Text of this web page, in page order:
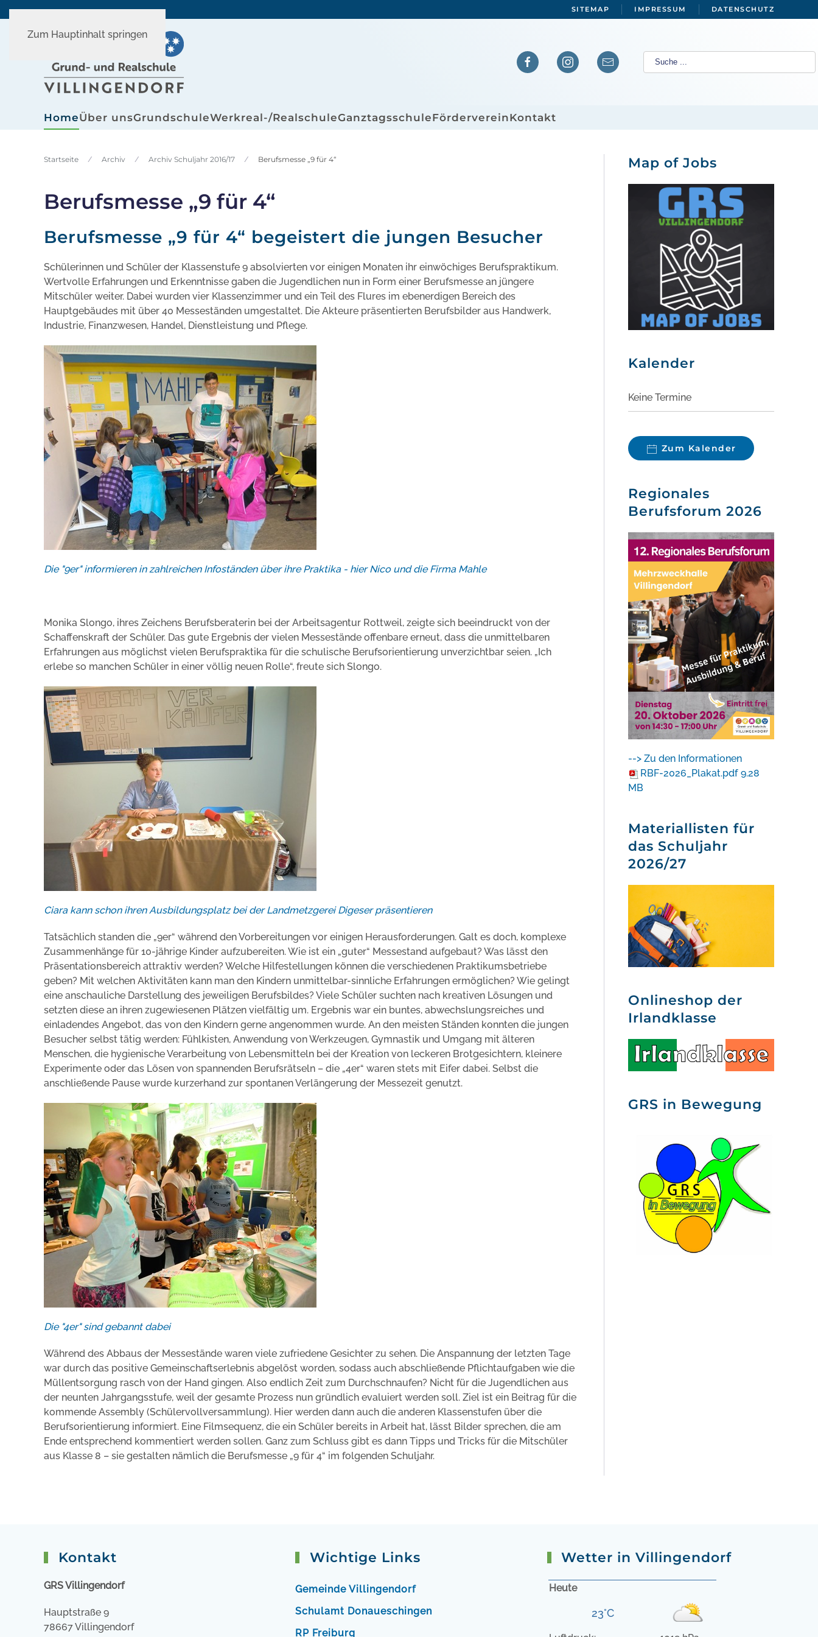
Zum Hauptinhalt springen
SITEMAP IMPRESSUM DATENSCHUTZ
HomeÜber unsGrundschuleWerkreal-/RealschuleGanztagsschuleFördervereinKontakt
Startseite Archiv Archiv Schuljahr 2016/17 Berufsmesse „9 für 4“
Berufsmesse „9 für 4“
Berufsmesse „9 für 4“ begeistert die jungen Besucher
Schülerinnen und Schüler der Klassenstufe 9 absolvierten vor einigen Monaten ihr einwöchiges Berufspraktikum.
Wertvolle Erfahrungen und Erkenntnisse gaben die Jugendlichen nun in Form einer Berufsmesse an jüngere
Mitschüler weiter. Dabei wurden vier Klassenzimmer und ein Teil des Flures im ebenerdigen Bereich des
Hauptgebäudes mit über 40 Messeständen umgestaltet. Die Akteure präsentierten Berufsbilder aus Handwerk,
Industrie, Finanzwesen, Handel, Dienstleistung und Pflege.
Die "9er" informieren in zahlreichen Infoständen über ihre Praktika - hier Nico und die Firma Mahle
Monika Slongo, ihres Zeichens Berufsberaterin bei der Arbeitsagentur Rottweil, zeigte sich beeindruckt von der
Schaffenskraft der Schüler. Das gute Ergebnis der vielen Messestände offenbare erneut, dass die unmittelbaren
Erfahrungen aus möglichst vielen Berufspraktika für die schulische Berufsorientierung unverzichtbar seien. „Ich
erlebe so manchen Schüler in einer völlig neuen Rolle“, freute sich Slongo.
Ciara kann schon ihren Ausbildungsplatz bei der Landmetzgerei Digeser präsentieren
Tatsächlich standen die „9er“ während den Vorbereitungen vor einigen Herausforderungen. Galt es doch, komplexe
Zusammenhänge für 10-jährige Kinder aufzubereiten. Wie ist ein „guter“ Messestand aufgebaut? Was lässt den
Präsentationsbereich attraktiv werden? Welche Hilfestellungen können die verschiedenen Praktikumsbetriebe
geben? Mit welchen Aktivitäten kann man den Kindern unmittelbar-sinnliche Erfahrungen ermöglichen? Wie gelingt
eine anschauliche Darstellung des jeweiligen Berufsbildes? Viele Schüler suchten nach kreativen Lösungen und
setzten diese an ihren zugewiesenen Plätzen vielfältig um. Ergebnis war ein buntes, abwechslungsreiches und
einladendes Angebot, das von den Kindern gerne angenommen wurde. An den meisten Ständen konnten die jungen
Besucher selbst tätig werden: Fühlkisten, Anwendung von Werkzeugen, Gymnastik und Umgang mit älteren
Menschen, die hygienische Verarbeitung von Lebensmitteln bei der Kreation von leckeren Brotgesichtern, kleinere
Experimente oder das Lösen von spannenden Berufsrätseln – die „4er“ waren stets mit Eifer dabei. Selbst die
anschließende Pause wurde kurzerhand zur spontanen Verlängerung der Messezeit genutzt.
Die "4er" sind gebannt dabei
Während des Abbaus der Messestände waren viele zufriedene Gesichter zu sehen. Die Anspannung der letzten Tage
war durch das positive Gemeinschaftserlebnis abgelöst worden, sodass auch abschließende Pflichtaufgaben wie die
Müllentsorgung rasch von der Hand gingen. Also endlich Zeit zum Durchschnaufen? Nicht für die Jugendlichen aus
der neunten Jahrgangsstufe, weil der gesamte Prozess nun gründlich evaluiert werden soll. Ziel ist ein Beitrag für die
kommende Assembly (Schülervollversammlung). Hier werden dann auch die anderen Klassenstufen über die
Berufsorientierung informiert. Eine Filmsequenz, die ein Schüler bereits in Arbeit hat, lässt Bilder sprechen, die am
Ende entsprechend kommentiert werden sollen. Ganz zum Schluss gibt es dann Tipps und Tricks für die Mitschüler
aus Klasse 8 – sie gestalten nämlich die Berufsmesse „9 für 4“ im folgenden Schuljahr.
Map of Jobs
Kalender
Keine Termine
Zum Kalender
Regionales
Berufsforum 2026
--> Zu den Informationen
RBF-2026_Plakat.pdf 9.28
MB
Materiallisten für
das Schuljahr
2026/27
Onlineshop der
Irlandklasse
GRS in Bewegung
Kontakt
GRS Villingendorf
Hauptstraße 9
78667 Villingendorf
Wichtige Links
Gemeinde Villingendorf
Schulamt Donaueschingen
RP Freiburg
Wetter in Villingendorf
Heute
23°C